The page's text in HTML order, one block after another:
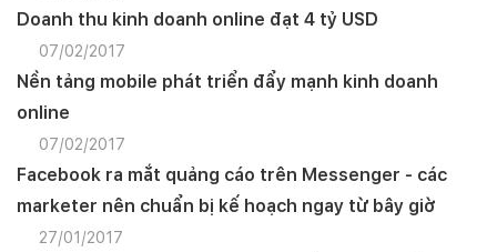
Doanh thu kinh doanh online đạt 4 tỷ USD
07/02/2017
Nền tảng mobile phát triển đẩy mạnh kinh doanh
online
07/02/2017
Facebook ra mắt quảng cáo trên Messenger - các
marketer nên chuẩn bị kế hoạch ngay từ bây giờ
27/01/2017